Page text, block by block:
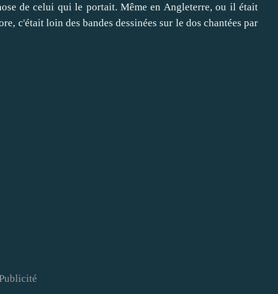
de celui qui le portait. Même en Angleterre, ou il était
c'était loin des bandes dessinées sur le dos chantées par